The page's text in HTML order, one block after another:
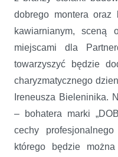
dobrego montera oraz
kawiarnianym, sceną
miejscami dla
towarzyszyć będzie
charyzmatycznego
Ireneusza Bieleninika.
– bohatera marki
cechy
którego będzie